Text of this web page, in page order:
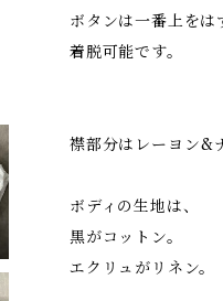
ボタンは一番上をは
着脱可能です。
襟部分はレーヨン&
ボディの生地は、
黒がコットン。
エクリュがリネン。